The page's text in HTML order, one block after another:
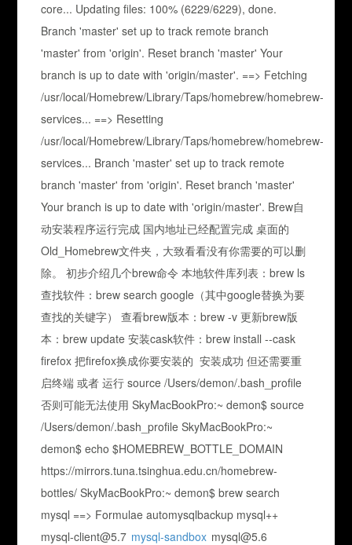
core... Updating files: 100% (6229/6229), done.
Branch 'master' set up to track remote branch
'master' from 'origin'. Reset branch 'master' Your
branch is up to date with 'origin/master'. ==> Fetching
/usr/local/Homebrew/Library/Taps/homebrew/homebrew-
services... ==> Resetting
/usr/local/Homebrew/Library/Taps/homebrew/homebrew-
services... Branch 'master' set up to track remote
branch 'master' from 'origin'. Reset branch 'master'
Your branch is up to date with 'origin/master'. Brew自
动安装程序运行完成 国内地址已经配置完成 桌面的
Old_Homebrew文件夹，大致看看没有你需要的可以删
除。 初步介绍几个brew命令 本地软件库列表：brew ls
查找软件：brew search google（其中google替换为要
查找的关键字） 查看brew版本：brew -v 更新brew版
本：brew update 安装cask软件：brew install --cask
firefox 把firefox换成你要安装的 安装成功 但还需要重
启终端 或者 运行 source /Users/demon/.bash_profile
否则可能无法使用 SkyMacBookPro:~ demon$ source
/Users/demon/.bash_profile SkyMacBookPro:~
demon$ echo $HOMEBREW_BOTTLE_DOMAIN
https://mirrors.tuna.tsinghua.edu.cn/homebrew-
bottles/ SkyMacBookPro:~ demon$ brew search
mysql ==> Formulae automysqlbackup mysql++
mysql-client@5.7 mysql-sandbox mysql@5.6